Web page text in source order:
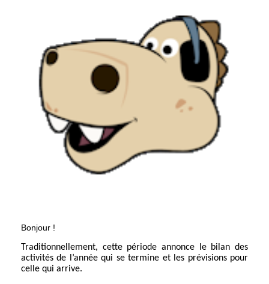
Bonjour !
Traditionnellement, cette période annonce le bilan des
activités de l’année qui se termine et les prévisions pour
celle qui arrive.